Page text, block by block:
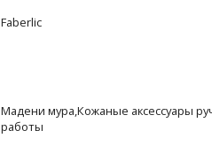
Faberlic
Мадени мура,Кожаные аксессуары
работы